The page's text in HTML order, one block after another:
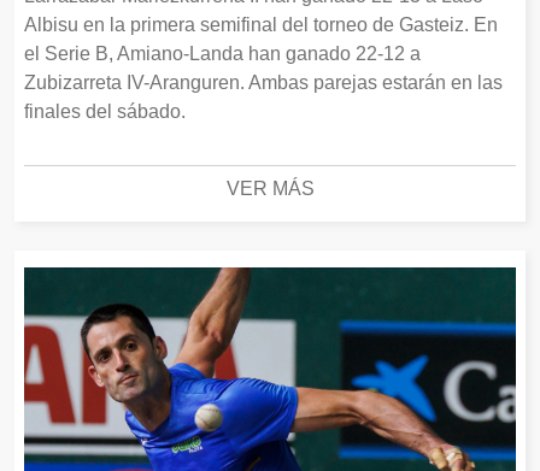
Albisu en la primera semifinal del torneo de Gasteiz. En
el Serie B, Amiano-Landa han ganado 22-12 a
Zubizarreta IV-Aranguren. Ambas parejas estarán en las
finales del sábado.
VER MÁS